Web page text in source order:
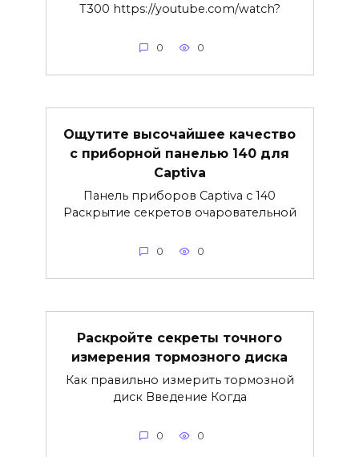
T300 https://youtube.com/watch?
0 0
Ощутите высочайшее качество
с приборной панелью 140 для
Captiva
Панель приборов Captiva с 140
Раскрытие секретов очаровательной
0 0
Раскройте секреты точного
измерения тормозного диска
Как правильно измерить тормозной
диск Введение Когда
0 0